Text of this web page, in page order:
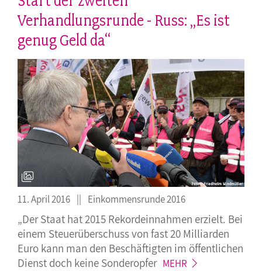
Verhandlungsrunde - Russ: „Es ist
genug Geld da“
11. April 2016 Einkommensrunde 2016
„Der Staat hat 2015 Rekordeinnahmen erzielt. Bei
einem Steuerüberschuss von fast 20 Milliarden
Euro kann man den Beschäftigten im öffentlichen
Dienst doch keine Sonderopfer MEHR